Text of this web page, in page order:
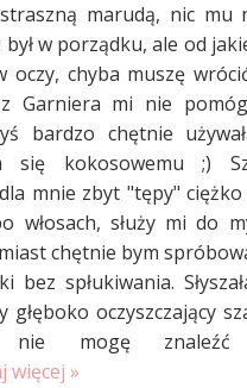
marudą, nic mu
był w porządku, ale od
oczy, chyba muszę
Garniera mi nie
bardzo chętnie
się kokosowemu ;)
mnie zbyt "tępy" ciężko
włosach, służy mi do
chętnie bym
bez spłukiwania.
głęboko oczyszczający
mogę znaleźć
więcej »